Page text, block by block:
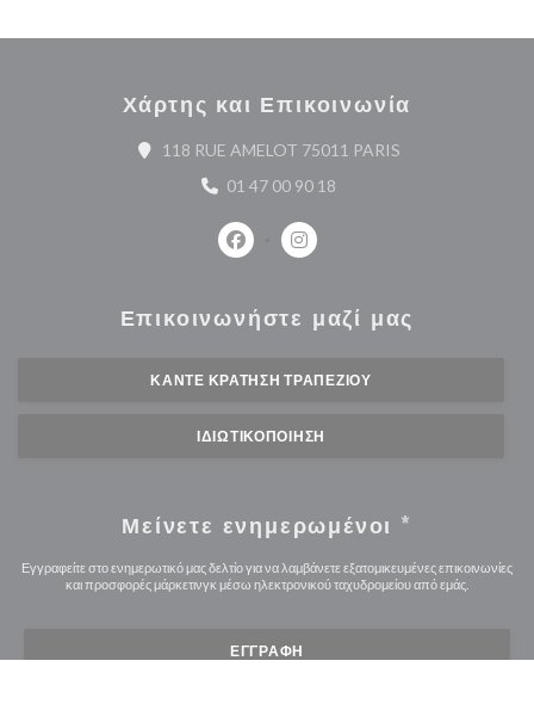
Χάρτης και Επικοινωνία
118 RUE AMELOT 75011 PARIS((ανοίγει σε νέο
01 47 00 90 18
Facebook ((ανοίγει σε νέο
Instagram ((ανοίγει σε νέο
Επικοινωνήστε μαζί μας
ΚΆΝΤΕ ΚΡΆΤΗΣΗ ΤΡΑΠΕΖΙΟΎ
ΙΔΙΩΤΙΚΟΠΟΊΗΣΗ
Μείνετε ενημερωμένοι *
Εγγραφείτε στο ενημερωτικό μας δελτίο για να λαμβάνετε εξατομικευμένες επικοινωνίες
και προσφορές μάρκετινγκ μέσω ηλεκτρονικού ταχυδρομείου από εμάς.
ΕΓΓΡΑΦΉ